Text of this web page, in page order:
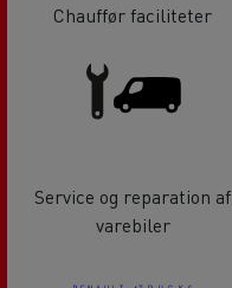
Chauffør faciliteter
Service og reparation af
varebiler